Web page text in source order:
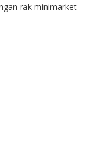
rak minimarket